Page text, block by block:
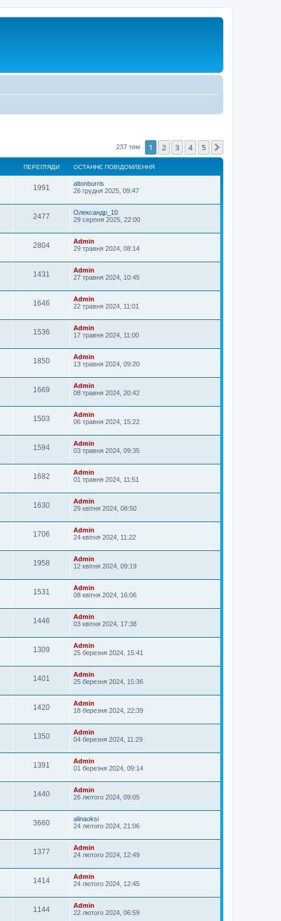
237 тем 1 2 3 4 5
ПЕРЕГЛЯДИ ОСТАННЄ ПОВІДОМЛЕННЯ
1991
altonburris
26 грудня 2025, 09:47
2477
Олександр_10
29 серпня 2025, 22:00
2804
Admin
29 травня 2024, 08:14
1431
Admin
27 травня 2024, 10:45
1646
Admin
22 травня 2024, 11:01
1536
Admin
17 травня 2024, 11:00
1850
Admin
13 травня 2024, 09:20
1669
Admin
08 травня 2024, 20:42
1503
Admin
06 травня 2024, 15:22
1594
Admin
03 травня 2024, 09:35
1682
Admin
01 травня 2024, 11:51
1630
Admin
29 квітня 2024, 08:50
1706
Admin
24 квітня 2024, 11:22
1958
Admin
12 квітня 2024, 09:19
1531
Admin
08 квітня 2024, 16:06
1446
Admin
03 квітня 2024, 17:38
1309
Admin
25 березня 2024, 15:41
1401
Admin
25 березня 2024, 15:36
1420
Admin
18 березня 2024, 22:39
1350
Admin
04 березня 2024, 11:29
1391
Admin
01 березня 2024, 09:14
1440
Admin
26 лютого 2024, 09:05
3660
alinaoksi
24 лютого 2024, 21:06
1377
Admin
24 лютого 2024, 12:49
1414
Admin
24 лютого 2024, 12:45
1144
Admin
22 лютого 2024, 06:59